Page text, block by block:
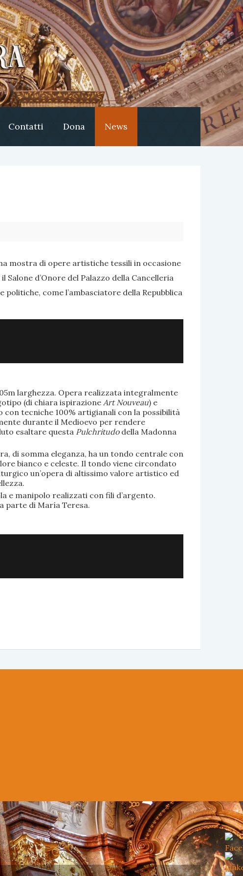
Contatti Dona News
mostra di opere artistiche tessili in occasione
d’Onore del Palazzo della Cancelleria
come l’ambasciatore della Repubblica
larghezza. Opera realizzata integralmente
(di chiara ispirazioneArt Nouveau) e
tecniche 100% artigianali con la possibilità
durante il Medioevo per rendere
esaltare questa Pulchritudo della Madonna
di somma eleganza, ha un tondo centrale con
bianco e celeste. Il tondo viene circondato
un’opera di altissimo valore artistico ed
e manipolo realizzati con fili d’argento.
parte di María Teresa.